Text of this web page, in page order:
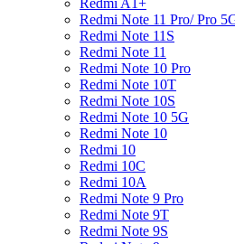
Redmi Note 11 Pro/ Pro
Redmi Note 11S
Redmi Note 11
Redmi Note 10 Pro
Redmi Note 10T
Redmi Note 10S
Redmi Note 10 5G
Redmi Note 10
Redmi 10
Redmi 10C
Redmi 10A
Redmi Note 9 Pro
Redmi Note 9T
Redmi Note 9S